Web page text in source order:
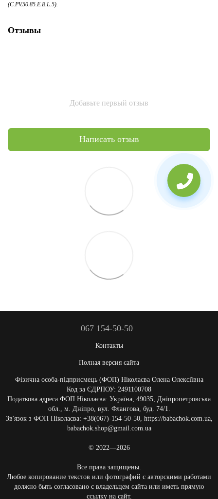
(C.PV.50.85.E.B.L.5).
Отзывы
Добавьте первый отзыв
Написать отзыв
067 154-50-50
Контакты
Полная версия сайта
Фізична особа-підприємець (ФОП) Ніколаєва Олена Олексіївна
Код за ЄДРПОУ: 2491100708
Податкова адреса ФОП Ніколаєва: Україна, 49035, Дніпропетровська
обл., м. Дніпро, вул. Флангова, буд. 74/1.
Зв'язок з ФОП Ніколаєва: +38(067)-154-50-50, https://babachok.com.ua,
babachok.shop@gmail.com.ua
© 2022—2026
Все права защищены.
Любое копирование текстов или фотографий с авторскими работами
должно быть согласовано с владельцем сайта или иметь прямую
ссылку на сайт.